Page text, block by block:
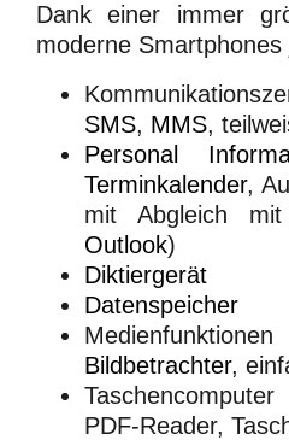
Dank einer immer
moderne
SMS, MMS,
Personal
Terminkalender,
mit Abgleich mit
Outlook)
Diktiergerät
Datenspeicher
Bildbetrachter,
PDF-Reader,